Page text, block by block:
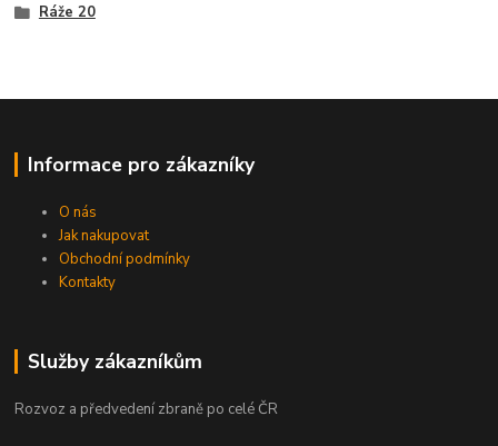
Ráže 20
Informace pro zákazníky
O nás
Jak nakupovat
Obchodní podmínky
Kontakty
Služby zákazníkům
Rozvoz a předvedení zbraně po celé ČR